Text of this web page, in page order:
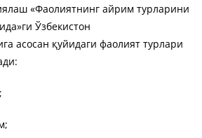
«Фаолиятнинг айрим турларини
Ўзбекистон
га асосан қуйидаги фаолият турлари